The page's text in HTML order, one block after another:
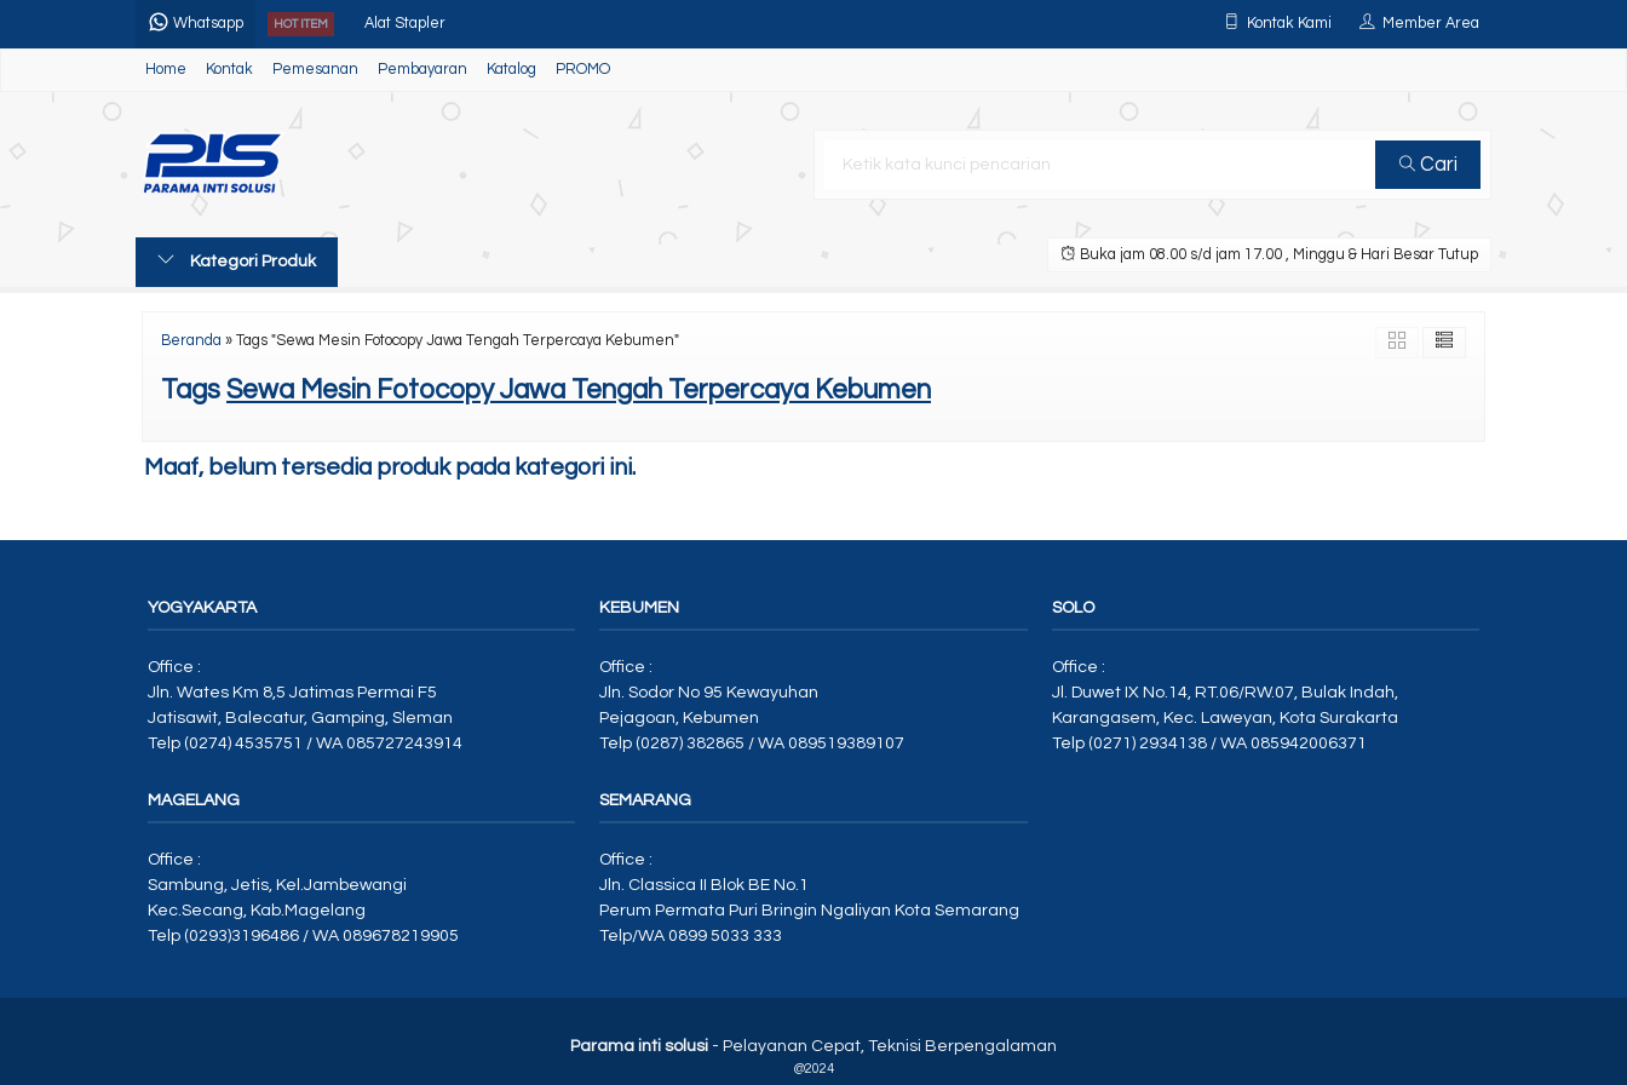
Whatsapp HOT ITEM Alat Stapler
Paket Usaha 1
Canon Ir Adv 4035/45/51
Kontak Kami Member Area
Home Kontak Pemesanan Pembayaran Katalog PROMO
Cari
Kategori Produk Buka jam 08.00 s/d jam 17.00 , Minggu & Hari Besar Tutup
Beranda » Tags "Sewa Mesin Fotocopy Jawa Tengah Terpercaya Kebumen"
Tags Sewa Mesin Fotocopy Jawa Tengah Terpercaya Kebumen
Maaf, belum tersedia produk pada kategori ini.
YOGYAKARTA
Office :
Jln. Wates Km 8,5 Jatimas Permai F5
Jatisawit, Balecatur, Gamping, Sleman
Telp (0274) 4535751 / WA 085727243914
MAGELANG
Office :
Sambung, Jetis, Kel.Jambewangi
Kec.Secang, Kab.Magelang
Telp (0293)3196486 / WA 089678219905
KEBUMEN
Office :
Jln. Sodor No 95 Kewayuhan
Pejagoan, Kebumen
Telp (0287) 382865 / WA 089519389107
SEMARANG
Office :
Jln. Classica II Blok BE No.1
Perum Permata Puri Bringin Ngaliyan Kota Semarang
Telp/WA 0899 5033 333
SOLO
Office :
Jl. Duwet IX No.14, RT.06/RW.07, Bulak Indah,
Karangasem, Kec. Laweyan, Kota Surakarta
Telp (0271) 2934138 / WA 085942006371
Parama inti solusi - Pelayanan Cepat, Teknisi Berpengalaman
@2024